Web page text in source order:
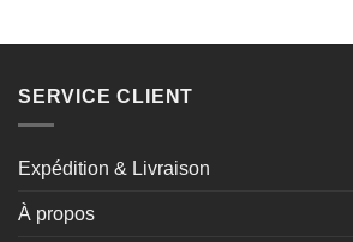
SERVICE CLIENT
Expédition & Livraison
À propos